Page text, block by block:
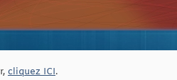
cliquez ICI.